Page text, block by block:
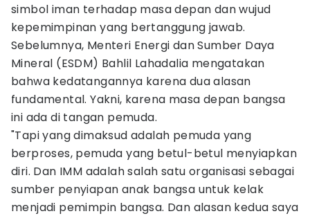
simbol iman terhadap masa depan dan wujud
kepemimpinan yang bertanggung jawab.
Sebelumnya, Menteri Energi dan Sumber Daya
Mineral (ESDM) Bahlil Lahadalia mengatakan
bahwa kedatangannya karena dua alasan
fundamental. Yakni, karena masa depan bangsa
ini ada di tangan pemuda.
"Tapi yang dimaksud adalah pemuda yang
berproses, pemuda yang betul-betul menyiapkan
diri. Dan IMM adalah salah satu organisasi sebagai
sumber penyiapan anak bangsa untuk kelak
menjadi pemimpin bangsa. Dan alasan kedua saya